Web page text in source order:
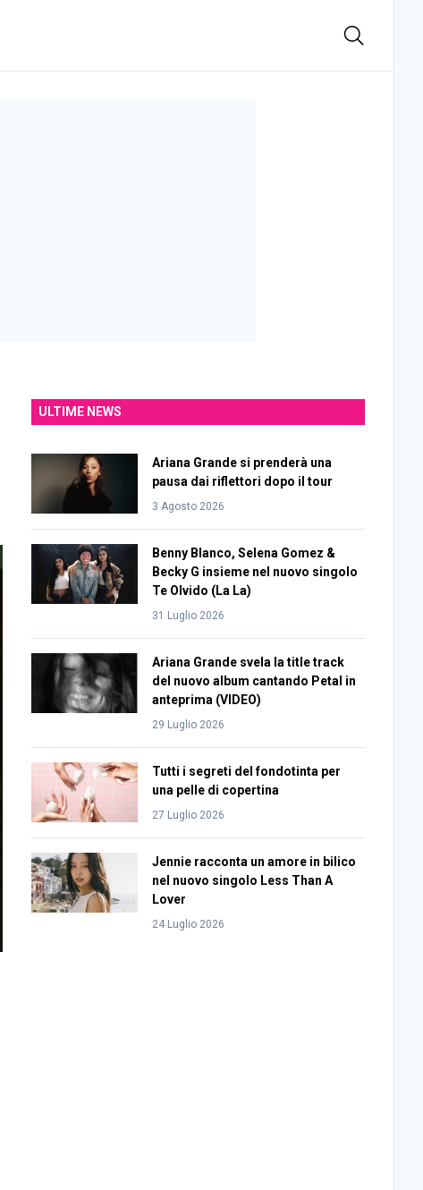
ULTIME NEWS
Ariana Grande si prenderà una
pausa dai riflettori dopo il tour
3 Agosto 2026
Benny Blanco, Selena Gomez &
Becky G insieme nel nuovo singolo
Te Olvido (La La)
31 Luglio 2026
Ariana Grande svela la title track
del nuovo album cantando Petal in
anteprima (VIDEO)
29 Luglio 2026
Tutti i segreti del fondotinta per
una pelle di copertina
27 Luglio 2026
Jennie racconta un amore in bilico
nel nuovo singolo Less Than A
Lover
24 Luglio 2026